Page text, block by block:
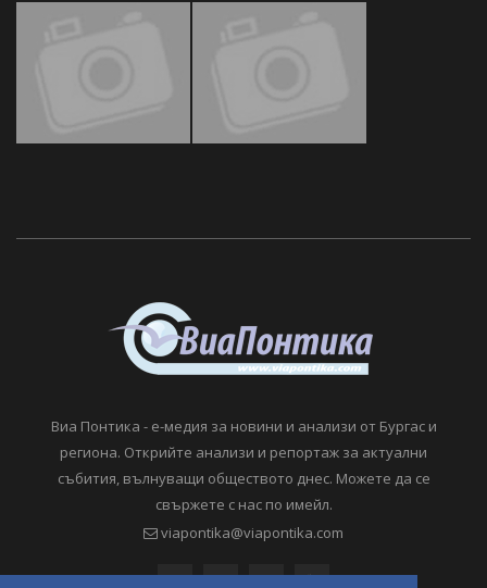
Виа Понтика - е-медия за новини и анализи от Бургас и
региона. Открийте анализи и репортаж за актуални
събития, вълнуващи обществото днес. Можете да се
свържете с нас по имейл.
viapontika@viapontika.com